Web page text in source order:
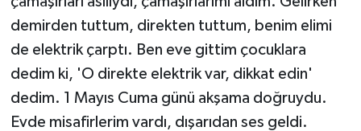
demirden tuttum, direkten tuttum, benim elimi
de elektrik çarptı. Ben eve gittim çocuklara
dedim ki, 'O direkte elektrik var, dikkat edin'
dedim. 1 Mayıs Cuma günü akşama doğruydu.
Evde misafirlerim vardı, dışarıdan ses geldi.